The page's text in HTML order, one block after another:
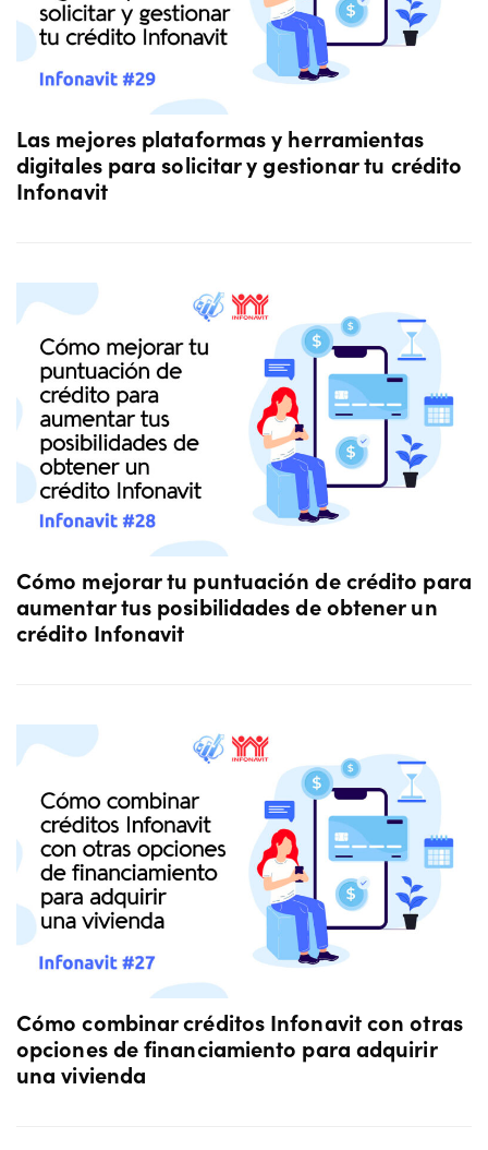
Las mejores plataformas y herramientas
digitales para solicitar y gestionar tu crédito
Infonavit
Cómo mejorar tu puntuación de crédito para
aumentar tus posibilidades de obtener un
crédito Infonavit
Cómo combinar créditos Infonavit con otras
opciones de financiamiento para adquirir
una vivienda